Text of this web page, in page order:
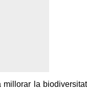
millorar la biodiversitat